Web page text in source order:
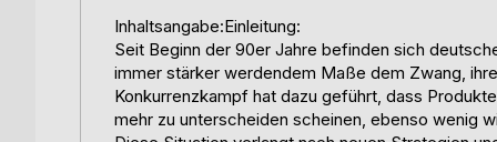
Inhaltsangabe:Einleitung:
Seit Beginn der 90er Jahre befinden sich
immer stärker werdendem Maße dem Zwang,
Konkurrenzkampf hat dazu geführt, dass
mehr zu unterscheiden scheinen, ebenso wenig